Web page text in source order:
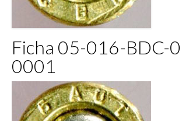
Ficha 05-016-BDC-
0001